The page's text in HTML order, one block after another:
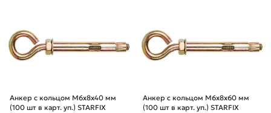
Анкер с кольцом М6х8х40 мм
(100 шт в карт. уп.) STARFIX
Анкер с кольцом М6х8х60 мм
(100 шт в карт. уп.) STARFIX